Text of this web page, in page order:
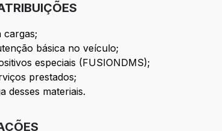
cargas;
básica no veículo;
especiais (FUSIONDMS);
prestados;
desses materiais.